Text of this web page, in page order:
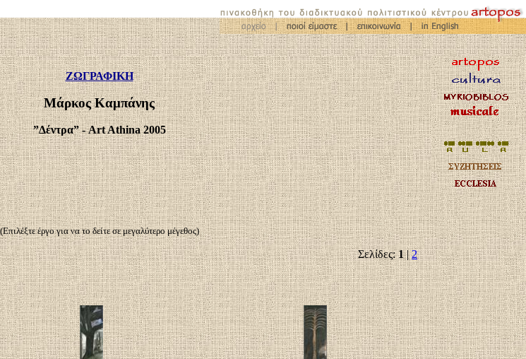
ΖΩΓΡΑΦΙΚΗ
Μάρκος Καμπάνης
”Δέντρα” - Art Athina 2005
(Επιλέξτε έργο για να το δείτε σε μεγαλύτερο μέγεθος)
Σελίδες:1|2